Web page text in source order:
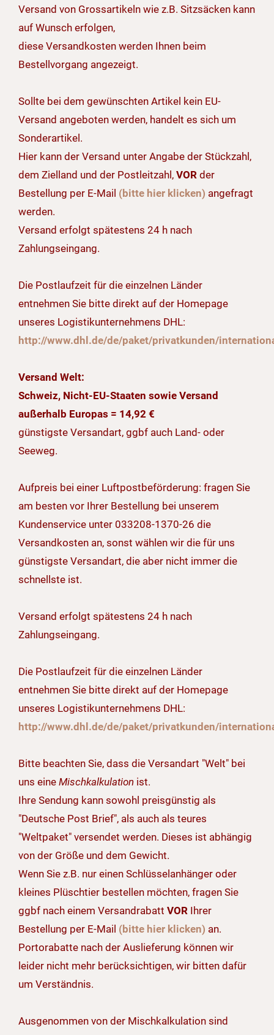
Versand von Grossartikeln wie z.B. Sitzsäcken kann
auf Wunsch erfolgen,
diese Versandkosten werden Ihnen beim
Bestellvorgang angezeigt.
Sollte bei dem gewünschten Artikel kein EU-
Versand angeboten werden, handelt es sich um
Sonderartikel.
Hier kann der Versand unter Angabe der Stückzahl,
dem Zielland und der Postleitzahl, VOR der
Bestellung per E-Mail (bitte hier klicken) angefragt
werden.
Versand erfolgt spätestens 24 h nach
Zahlungseingang.
Die Postlaufzeit für die einzelnen Länder
entnehmen Sie bitte direkt auf der Homepage
unseres Logistikunternehmens DHL:
http://www.dhl.de/de/paket/privatkunden/
Versand Welt:
Schweiz, Nicht-EU-Staaten sowie Versand
außerhalb Europas = 14,92 €
günstigste Versandart, ggbf auch Land- oder
Seeweg.
Aufpreis bei einer Luftpostbeförderung: fragen Sie
am besten vor Ihrer Bestellung bei unserem
Kundenservice unter 033208-1370-26 die
Versandkosten an, sonst wählen wir die für uns
günstigste Versandart, die aber nicht immer die
schnellste ist.
Versand erfolgt spätestens 24 h nach
Zahlungseingang.
Die Postlaufzeit für die einzelnen Länder
entnehmen Sie bitte direkt auf der Homepage
unseres Logistikunternehmens DHL:
http://www.dhl.de/de/paket/privatkunden/
Bitte beachten Sie, dass die Versandart "Welt" bei
uns eine Mischkalkulation ist.
Ihre Sendung kann sowohl preisgünstig als
"Deutsche Post Brief", als auch als teures
"Weltpaket" versendet werden. Dieses ist abhängig
von der Größe und dem Gewicht.
Wenn Sie z.B. nur einen Schlüsselanhänger oder
kleines Plüschtier bestellen möchten, fragen Sie
ggbf nach einem Versandrabatt VOR Ihrer
Bestellung per E-Mail (bitte hier klicken) an.
Portorabatte nach der Auslieferung können wir
leider nicht mehr berücksichtigen, wir bitten dafür
um Verständnis.
Ausgenommen von der Mischkalkulation sind